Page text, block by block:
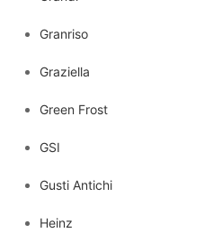
Granriso
Graziella
Green Frost
GSI
Gusti Antichi
Heinz